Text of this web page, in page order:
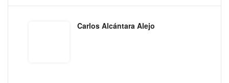
Carlos Alcántara Alejo